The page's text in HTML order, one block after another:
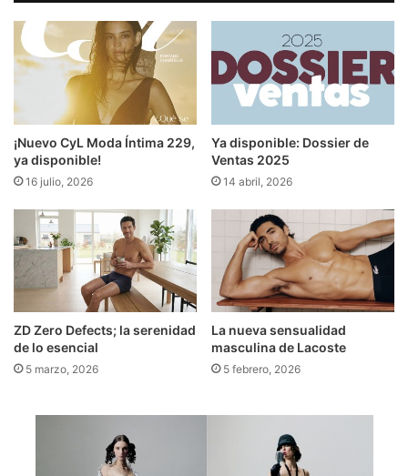
¡Nuevo CyL Moda Íntima 229,
ya disponible!
16 julio, 2026
Ya disponible: Dossier de
Ventas 2025
14 abril, 2026
ZD Zero Defects; la serenidad
de lo esencial
5 marzo, 2026
La nueva sensualidad
masculina de Lacoste
5 febrero, 2026